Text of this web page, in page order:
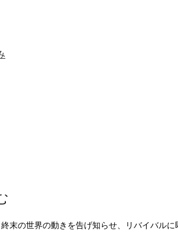
末の世界の動きを告げ知らせ、リバイバルに